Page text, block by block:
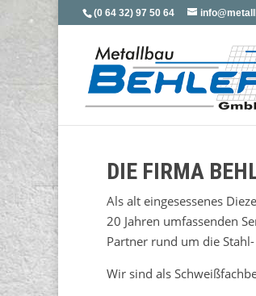
(0 64 32) 97 50 64
DIE FIRMA
Als alt eingesessenes
20 Jahren umfassenden
Partner rund um die
Wir sind als